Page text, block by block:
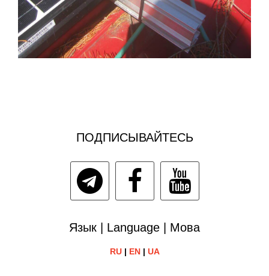
ПОДПИСЫВАЙТЕСЬ
Язык | Language | Мова
RU| EN| UA